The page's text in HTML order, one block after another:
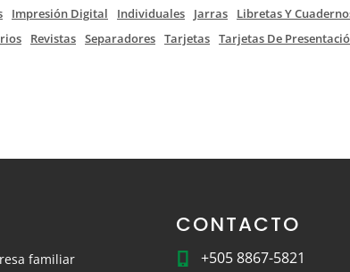
Impresión Digital Individuales Jarras Libretas Y
Revistas Separadores Tarjetas Tarjetas De
familiar
CONTACTO
+505 8867-5821